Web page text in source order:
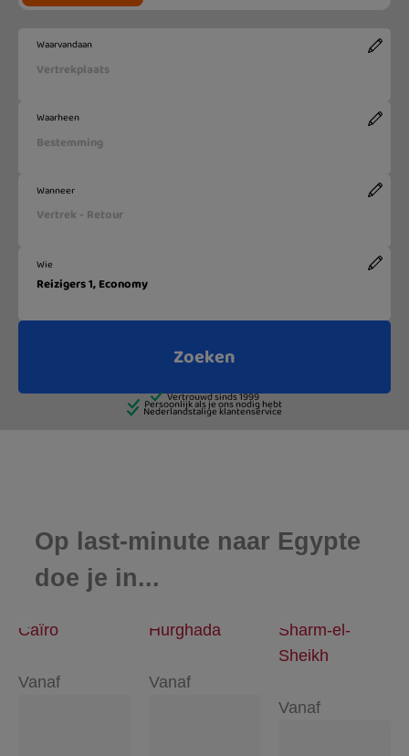
Op last-minute naar Egypte
doe je in...
Caïro
Vanaf
Hurghada
Vanaf
Sharm-el-
Sheikh
Vanaf